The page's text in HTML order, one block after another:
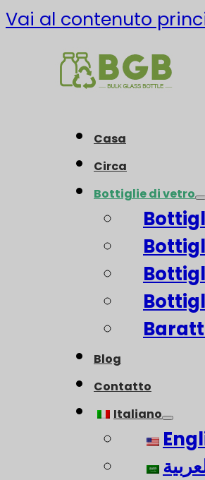
Vai al contenuto
Casa
Circa
Bottiglie di vetro
Blog
Contatto
Italiano